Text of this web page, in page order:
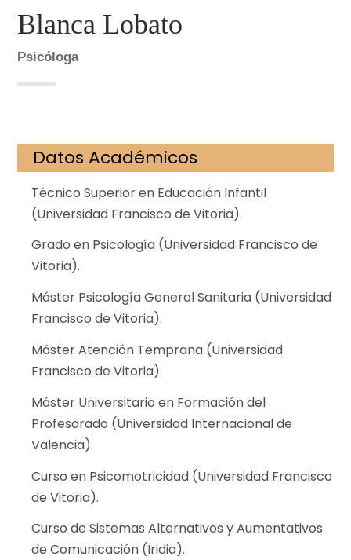
Blanca Lobato
Psicóloga
Datos Académicos
Técnico Superior en Educación Infantil
(Universidad Francisco de Vitoria).
Grado en Psicología (Universidad Francisco de
Vitoria).
Máster Psicología General Sanitaria (Universidad
Francisco de Vitoria).
Máster Atención Temprana (Universidad
Francisco de Vitoria).
Máster Universitario en Formación del
Profesorado (Universidad Internacional de
Valencia).
Curso en Psicomotricidad (Universidad Francisco
de Vitoria).
Curso de Sistemas Alternativos y Aumentativos
de Comunicación (Iridia).